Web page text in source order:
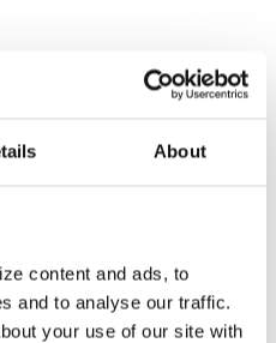
About
content and ads, to
and to analyse our traffic.
your use of our site with